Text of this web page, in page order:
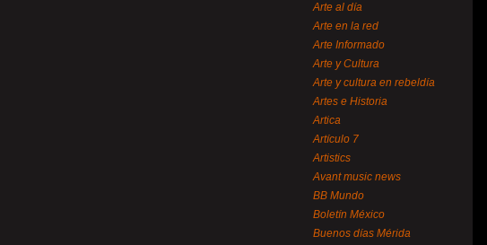
Arte al día
Arte en la red
Arte Informado
Arte y Cultura
Arte y cultura en rebeldía
Artes e Historia
Artica
Artículo 7
Artistics
Avant music news
BB Mundo
Boletín México
Buenos días Mérida